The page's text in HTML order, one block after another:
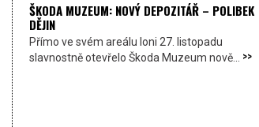
ŠKODA MUZEUM: NOVÝ DEPOZITÁŘ – POLIBEK
DĚJIN
Přímo ve svém areálu loni 27. listopadu
slavnostně otevřelo Škoda Muzeum nově... >>